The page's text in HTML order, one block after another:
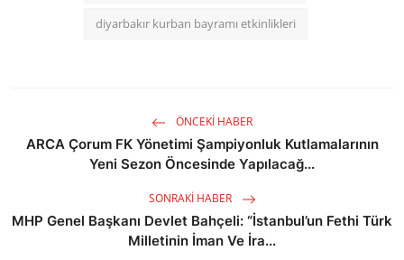
diyarbakır kurban bayramı etkinlikleri
ÖNCEKI HABER
ARCA Çorum FK Yönetimi Şampiyonluk Kutlamalarının
Yeni Sezon Öncesinde Yapılacağ...
SONRAKI HABER
MHP Genel Başkanı Devlet Bahçeli: “İstanbul’un Fethi Türk
Milletinin İman Ve İra...